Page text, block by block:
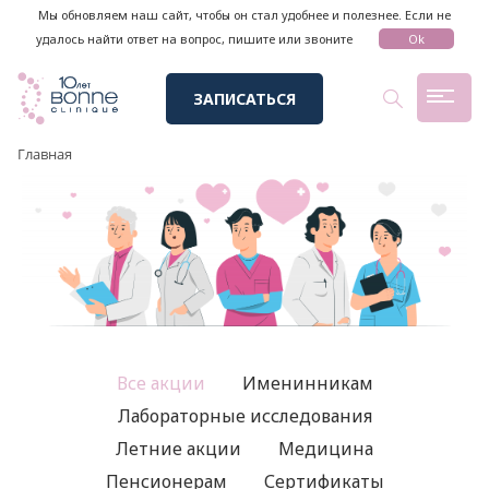
Мы обновляем наш сайт, чтобы он стал удобнее и полезнее. Если не
удалось найти ответ на вопрос, пишите или звоните
Ok
ЗАПИСАТЬСЯ
Главная
Все акции
Именинникам
Лабораторные исследования
Летние акции
Медицина
Пенсионерам
Сертификаты